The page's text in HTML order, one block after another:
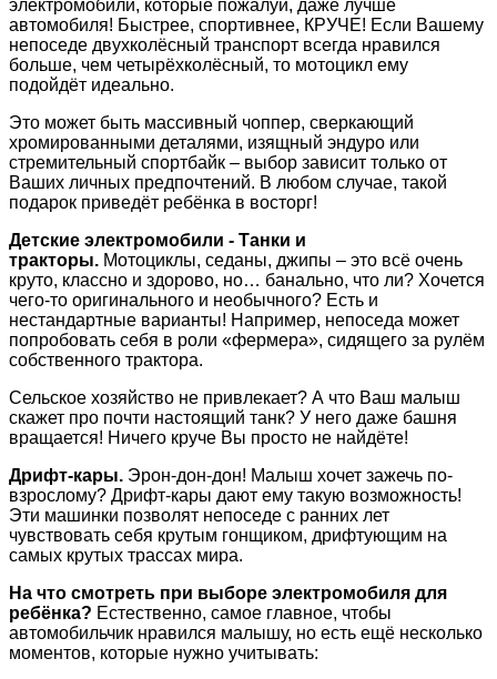
электромобили, которые пожалуй, даже лучше
автомобиля! Быстрее, спортивнее, КРУЧЕ! Если Вашему
непоседе двухколёсный транспорт всегда нравился
больше, чем четырёхколёсный, то мотоцикл ему
подойдёт идеально.
Это может быть массивный чоппер, сверкающий
хромированными деталями, изящный эндуро или
стремительный спортбайк – выбор зависит только от
Ваших личных предпочтений. В любом случае, такой
подарок приведёт ребёнка в восторг!
Детские электромобили - Танки и
тракторы. Мотоциклы, седаны, джипы – это всё очень
круто, классно и здорово, но… банально, что ли? Хочется
чего-то оригинального и необычного? Есть и
нестандартные варианты! Например, непоседа может
попробовать себя в роли «фермера», сидящего за рулём
собственного трактора.
Сельское хозяйство не привлекает? А что Ваш малыш
скажет про почти настоящий танк? У него даже башня
вращается! Ничего круче Вы просто не найдёте!
Дрифт-кары. Эрон-дон-дон! Малыш хочет зажечь по-
взрослому? Дрифт-кары дают ему такую возможность!
Эти машинки позволят непоседе с ранних лет
чувствовать себя крутым гонщиком, дрифтующим на
самых крутых трассах мира.
На что смотреть при выборе электромобиля для
ребёнка? Естественно, самое главное, чтобы
автомобильчик нравился малышу, но есть ещё несколько
моментов, которые нужно учитывать: